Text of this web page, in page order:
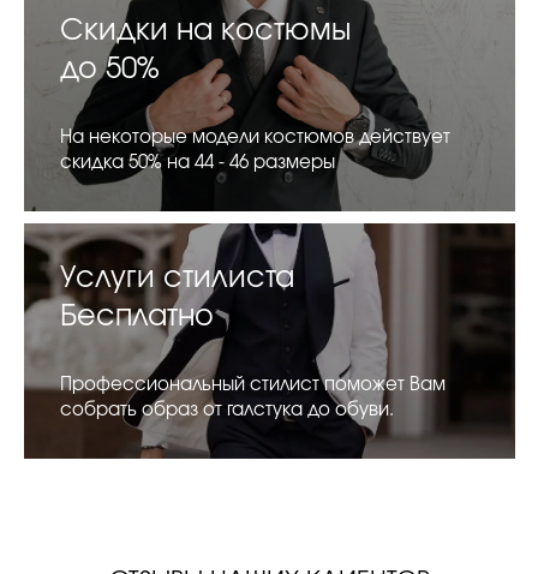
Скидки на костюмы
до 50%
На некоторые модели костюмов действует
скидка 50% на 44 - 46 размеры
Услуги стилиста
Бесплатно
Профессиональный стилист поможет Вам
собрать образ от галстука до обуви.